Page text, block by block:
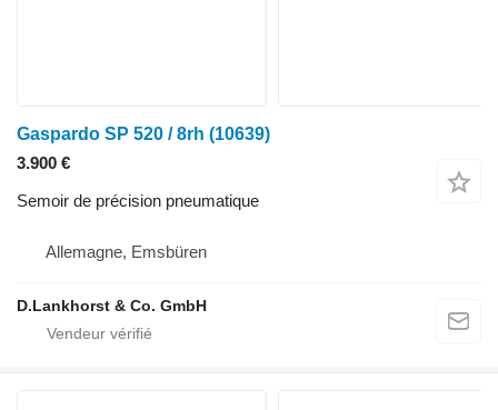
Gaspardo SP 520 / 8rh (10639)
3.900 €
Semoir de précision pneumatique
Allemagne, Emsbüren
D.Lankhorst & Co. GmbH